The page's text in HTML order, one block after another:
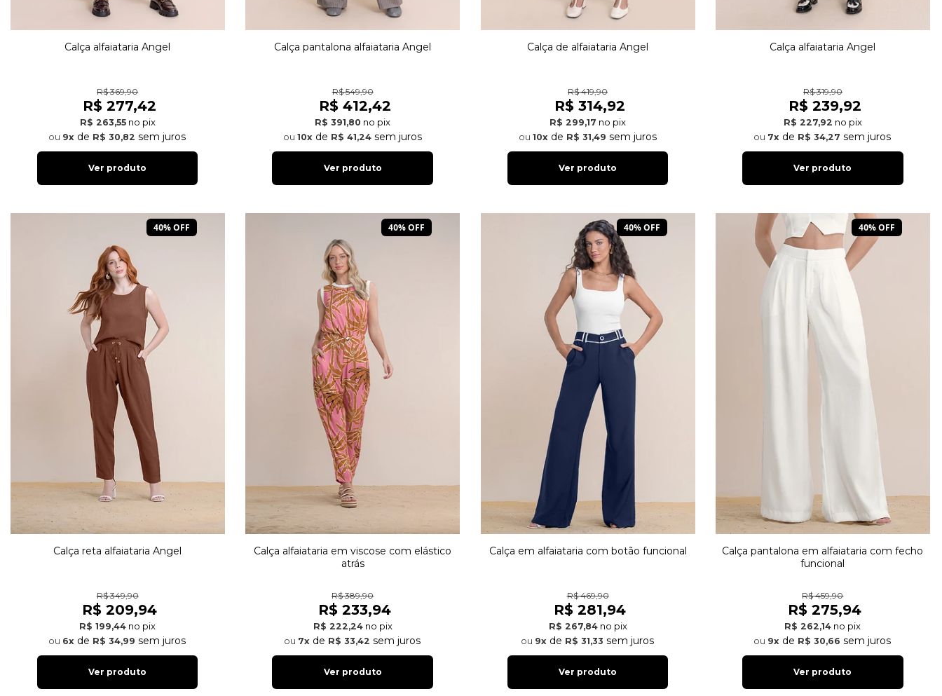
Calça alfaiataria Angel
R$ 369,90
R$ 277,42
R$ 263,55 no pix
9x de R$ 30,82 sem juros
Ver produto
Calça pantalona alfaiataria Angel
R$ 549,90
R$ 412,42
R$ 391,80 no pix
10x de R$ 41,24sem juros
Ver produto
Calça de alfaiataria Angel
R$ 419,90
R$ 314,92
R$ 299,17 no pix
10x de R$ 31,49 sem juros
Ver produto
Calça alfaiataria Angel
R$ 319,90
R$ 239,92
R$ 227,92 no pix
7x de R$ 34,27 sem juros
Ver produto
40% OFF
Calça reta alfaiataria Angel
R$ 349,90
R$ 209,94
R$ 199,44 no pix
6x de R$ 34,99 sem juros
Ver produto
40% OFF
Calça alfaiataria em viscose com elástico
atrás
R$ 389,90
R$ 233,94
R$ 222,24 no pix
7x de R$ 33,42 sem juros
Ver produto
40% OFF
Calça em alfaiataria com botão funcional
R$ 469,90
R$ 281,94
R$ 267,84 no pix
9x de R$ 31,33 sem juros
Ver produto
40% OFF
Calça pantalona em alfaiataria com fecho
funcional
R$ 459,90
R$ 275,94
R$ 262,14 no pix
9x de R$ 30,66 sem juros
Ver produto